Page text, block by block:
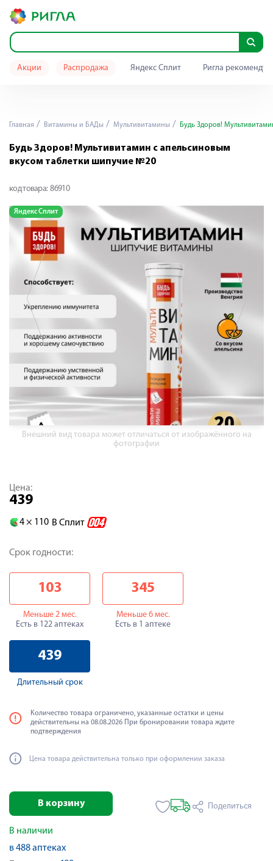
Акции Распродажа Яндекс Сплит Ригла
Главная Витамины и БАДы Мультивитамины Будь Здоров!
Будь Здоров! Мультивитамин с апельсиновым
вкусом таблетки шипучие №20
код товара: 86910
Яндекс Сплит
Внешний вид товара может отличаться от изображённого на
фотографии
Цена:
439
4 × 110 В Сплит
Срок годности:
103
Меньше 2 мес.
Есть в 122 аптеках
345
Меньше 6 мес.
Есть в 1 аптеке
439
Длительный срок
Количество товара ограничено, указанные остатки и цены
действительны на 08.08.2026 При бронировании товара ждите
подтверждения
Цена товара действительна только при оформлении заказа
В корзину Поделиться
В наличии
в 488 аптеках